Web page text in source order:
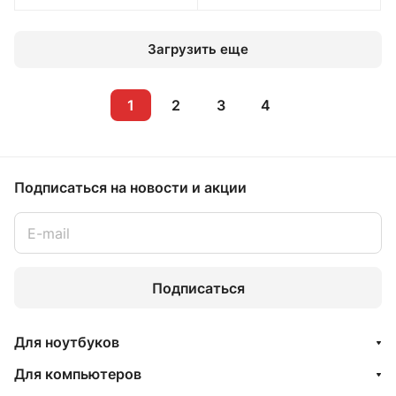
Загрузить еще
1 2 3 4
Подписаться на новости и акции
Подписаться
Для ноутбуков
Для компьютеров